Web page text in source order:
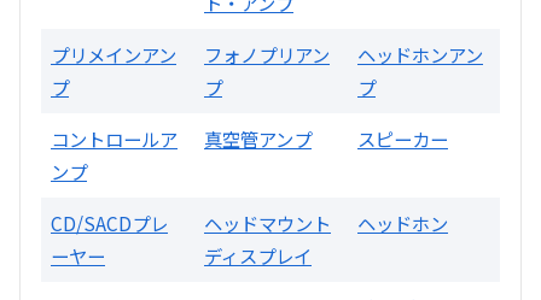
片耳巻き取りイヤホン内蔵ラジオ SRF-
R356
買取価格： お問合せください
2024年12月更新 オーディオ買取価格
プリメインアン
プ
フォノプリアン
プ
ヘッドホンアン
プ
コントロールア
ンプ
真空管アンプ スピーカー
CD/SACDプレ
ーヤー
ヘッドマウント
ディスプレイ
ヘッドホン